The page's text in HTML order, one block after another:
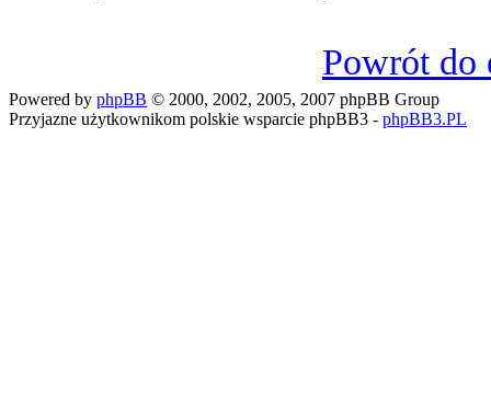
Powrót do
Powered by phpBB © 2000, 2002, 2005, 2007 phpBB Group
Przyjazne użytkownikom polskie wsparcie phpBB3 - phpBB3.PL